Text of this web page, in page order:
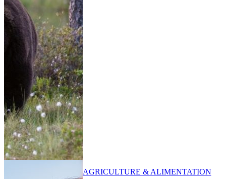
AGRICULTURE & ALIMENTATION